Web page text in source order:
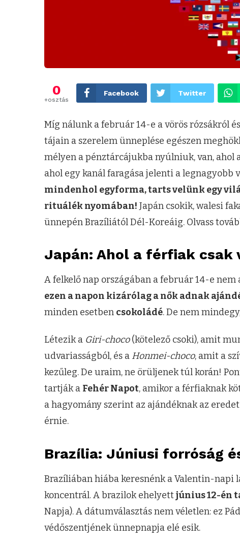
0
+osztás
Facebook Twitter
Míg nálunk a február 14-e a vörös rózsákról
tájain a szerelem ünneplése egészen
mélyen a pénztárcájukba nyúlniuk, van, ahol
ahol egy kanál faragása jelenti a legnagyobb
mindenhol egyforma, tarts velünk egy
rituálék nyomában! Japán csokik, walesi
ünnepén Brazíliától Dél-Koreáig. Olvass
Japán: Ahol a férfiak csak
A felkelő nap országában a február 14-e nem
ezen a napon kizárólag a nők adnak
minden esetben csokoládé. De nem
Létezik a Giri-choco(kötelező csoki), amit
udvariasságból, és a Honmei-choco, amit a
kezűleg. De uraim, ne örüljenek túl korán!
tartják a Fehér Napot, amikor a férfiaknak
a hagyomány szerint az ajándéknak az
érnie.
Brazília: Júniusi forróság
Brazíliában hiába keresnénk a Valentin-
koncentrál. A brazilok ehelyettjúnius 12-én
Napja). A dátumválasztás nem véletlen: ez
védőszentjének ünnepnapja elé esik.